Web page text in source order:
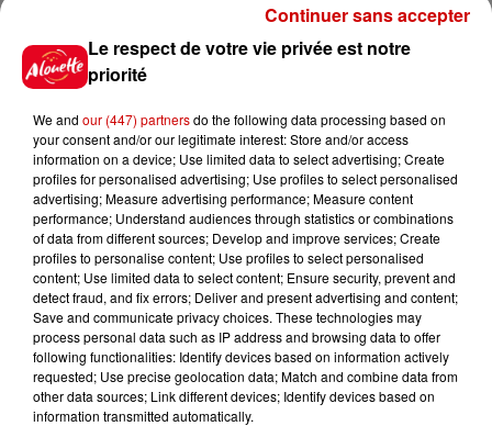
Vendre un chiot en animalerie
14h03
Invasion de physalies sur des
plages du Sud-Ouest
11h51
À LA UNE : affaire Manon
Relandeau, musée cambriolé et
Amel Bent en...
Le respect de votre vie privée est notre
priorité
We and our (447) partnersdo the following data processing based on
your consent and/or our legitimate interest: Store and/or access
information on a device; Use limited data to select advertising; Create
profiles for personalised advertising; Use profiles to select personalised
advertising; Measure advertising performance; Measure content
performance; Understand audiences through statistics or combinations
of data from different sources; Develop and improve services; Create
profiles to personalise content; Use profiles to select personalised
content; Use limited data to select content; Ensure security, prevent and
detect fraud, and fix errors; Deliver and present advertising and content;
Save and communicate privacy choices. These technologies may
process personal data such as IP address and browsing data to offer
following functionalities: Identify devices based on information actively
requested; Use precise geolocation data; Match and combine data from
other data sources; Link different devices; Identify devices based on
information transmitted automatically.
Continuer sans accepter